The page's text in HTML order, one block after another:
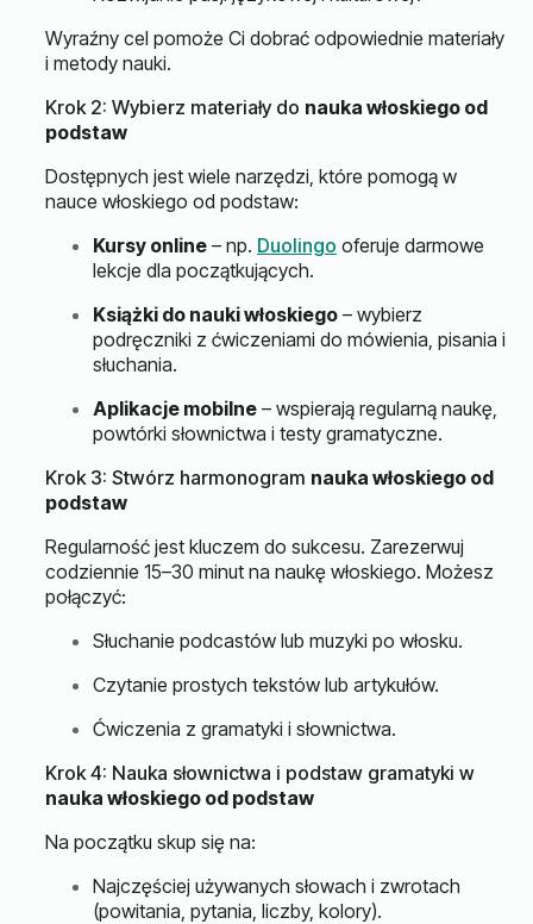
Wyraźny cel pomoże Ci dobrać odpowiednie materiały
i metody nauki.
Krok 2: Wybierz materiały do nauka włoskiego od
podstaw
Dostępnych jest wiele narzędzi, które pomogą w
nauce włoskiego od podstaw:
Kursy online – np. Duolingo oferuje darmowe
lekcje dla początkujących.
Książki do nauki włoskiego – wybierz
podręczniki z ćwiczeniami do mówienia, pisania i
słuchania.
Aplikacje mobilne – wspierają regularną naukę,
powtórki słownictwa i testy gramatyczne.
Krok 3: Stwórz harmonogram nauka włoskiego od
podstaw
Regularność jest kluczem do sukcesu. Zarezerwuj
codziennie 15–30 minut na naukę włoskiego. Możesz
połączyć:
Słuchanie podcastów lub muzyki po włosku.
Czytanie prostych tekstów lub artykułów.
Ćwiczenia z gramatyki i słownictwa.
Krok 4: Nauka słownictwa i podstaw gramatyki w
nauka włoskiego od podstaw
Na początku skup się na:
Najczęściej używanych słowach i zwrotach
(powitania, pytania, liczby, kolory).